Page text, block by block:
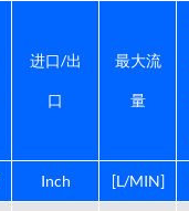
进口/出
口
最大流
量
Inch [L/MIN]